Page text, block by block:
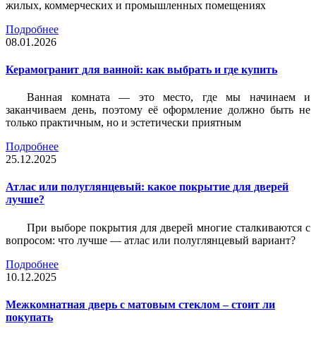
жилых, коммерческих и промышленных помещениях
Подробнее
08.01.2026
Керамогранит для ванной: как выбрать и где купить
Ванная комната — это место, где мы начинаем и
заканчиваем день, поэтому её оформление должно быть не
только практичным, но и эстетически приятным
Подробнее
25.12.2025
Атлас или полуглянцевый: какое покрытие для дверей
лучше?
При выборе покрытия для дверей многие сталкиваются с
вопросом: что лучше — атлас или полуглянцевый вариант?
Подробнее
10.12.2025
Межкомнатная дверь с матовым стеклом – стоит ли
покупать